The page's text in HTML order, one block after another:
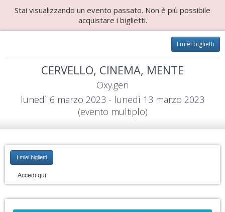
Stai visualizzando un evento passato. Non è più possibile
acquistare i biglietti.
I miei biglietti
CERVELLO, CINEMA, MENTE
Oxy.gen
lunedì 6 marzo 2023 - lunedì 13 marzo 2023
(evento multiplo)
I miei biglietti
Accedi qui